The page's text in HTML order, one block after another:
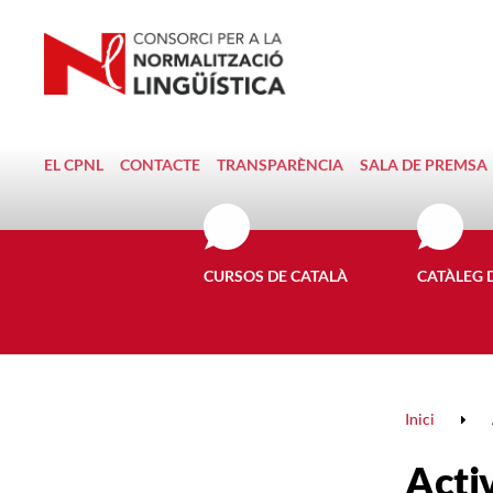
EL CPNL CONTACTE TRANSPARÈNCIA SALA DE PREMSA
CURSOS DE CATALÀ CATÀLEG
Inici